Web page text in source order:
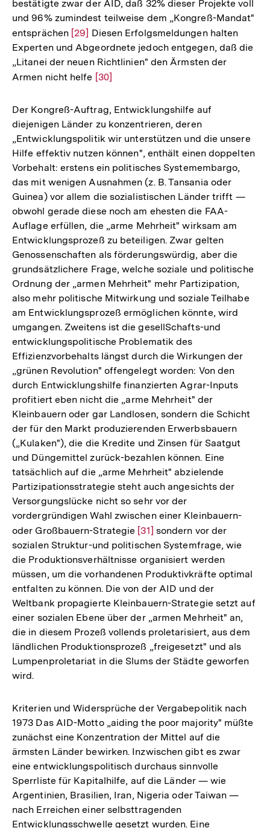
Fußnote
bestätigte zwar der AID, daß 32% dieser Projekte voll
und 96% zumindest teilweise dem „Kongreß-Mandat"
entsprächen Zur
Auflösung
der
Fußnote
[29] Diesen Erfolgsmeldungen halten
Experten und Abgeordnete jedoch entgegen, daß die
„Litanei der neuen Richtlinien" den Ärmsten der
Armen nicht helfe Zur
der
Fußnote
[30]
Der Kongreß-Auftrag, Entwicklungshilfe auf
diejenigen Länder zu konzentrieren, deren
„Entwicklungspolitik wir unterstützen und die unsere
Hilfe effektiv nutzen können", enthält einen doppelten
Vorbehalt: erstens ein politisches Systemembargo,
das mit wenigen Ausnahmen (z. B. Tansania oder
Guinea) vor allem die sozialistischen Länder trifft —
obwohl gerade diese noch am ehesten die FAA-
Auflage erfüllen, die „arme Mehrheit" wirksam am
Entwicklungsprozeß zu beteiligen. Zwar gelten
Genossenschaften als förderungswürdig, aber die
grundsätzlichere Frage, welche soziale und politische
Ordnung der „armen Mehrheit" mehr Partizipation,
also mehr politische Mitwirkung und soziale Teilhabe
am Entwicklungsprozeß ermöglichen könnte, wird
umgangen. Zweitens ist die gesellSchafts-und
entwicklungspolitische Problematik des
Effizienzvorbehalts längst durch die Wirkungen der
„grünen Revolution" offengelegt worden: Von den
durch Entwicklungshilfe finanzierten Agrar-Inputs
profitiert eben nicht die „arme Mehrheit" der
Kleinbauern oder gar Landlosen, sondern die Schicht
der für den Markt produzierenden Erwerbsbauern
(„Kulaken"), die die Kredite und Zinsen für Saatgut
und Düngemittel zurück-bezahlen können. Eine
tatsächlich auf die „arme Mehrheit" abzielende
Partizipationsstrategie steht auch angesichts der
Versorgungslücke nicht so sehr vor der
vordergründigen Wahl zwischen einer Kleinbauern-
oder Großbauern-Strategie Zur
Auflösung
der
Fußnote
[31] sondern vor der
sozialen Struktur-und politischen Systemfrage, wie
die Produktionsverhältnisse organisiert werden
müssen, um die vorhandenen Produktivkräfte optimal
entfalten zu können. Die von der AID und der
Weltbank propagierte Kleinbauern-Strategie setzt auf
einer sozialen Ebene über der „armen Mehrheit" an,
die in diesem Prozeß vollends proletarisiert, aus dem
ländlichen Produktionsprozeß „freigesetzt" und als
Lumpenproletariat in die Slums der Städte geworfen
wird.
Kriterien und Widersprüche der Vergabepolitik nach
1973 Das AID-Motto „aiding the poor majority" müßte
zunächst eine Konzentration der Mittel auf die
ärmsten Länder bewirken. Inzwischen gibt es zwar
eine entwicklungspolitisch durchaus sinnvolle
Sperrliste für Kapitalhilfe, auf die Länder — wie
Argentinien, Brasilien, Iran, Nigeria oder Taiwan —
nach Erreichen einer selbsttragenden
Entwicklungsschwelle gesetzt wurden. Eine